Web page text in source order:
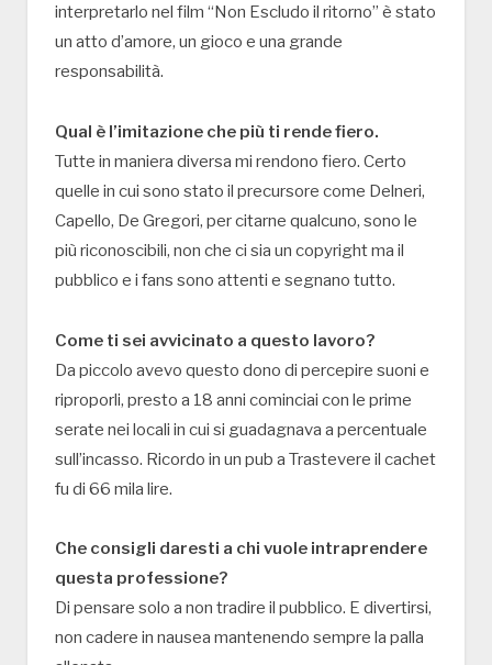
interpretarlo nel film “Non Escludo il ritorno” è stato
un atto d’amore, un gioco e una grande
responsabilità.
Qual è l’imitazione che più ti rende fiero.
Tutte in maniera diversa mi rendono fiero. Certo
quelle in cui sono stato il precursore come Delneri,
Capello, De Gregori, per citarne qualcuno, sono le
più riconoscibili, non che ci sia un copyright ma il
pubblico e i fans sono attenti e segnano tutto.
Come ti sei avvicinato a questo lavoro?
Da piccolo avevo questo dono di percepire suoni e
riproporli, presto a 18 anni cominciai con le prime
serate nei locali in cui si guadagnava a percentuale
sull’incasso. Ricordo in un pub a Trastevere il cachet
fu di 66 mila lire.
Che consigli daresti a chi vuole intraprendere
questa professione?
Di pensare solo a non tradire il pubblico. E divertirsi,
non cadere in nausea mantenendo sempre la palla